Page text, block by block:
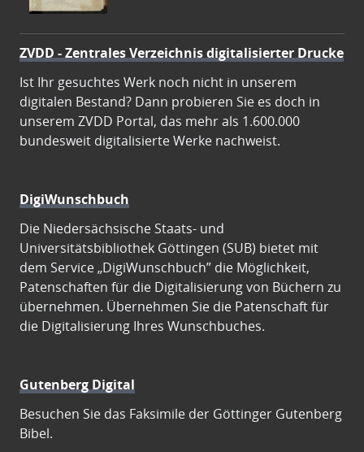
ZVDD - Zentrales Verzeichnis digitalisierter Drucke
Ist Ihr gesuchtes Werk noch nicht in unserem
digitalen Bestand? Dann probieren Sie es doch in
unserem ZVDD Portal, das mehr als 1.600.000
bundesweit digitalisierte Werke nachweist.
DigiWunschbuch
Die Niedersächsische Staats- und
Universitätsbibliothek Göttingen (SUB) bietet mit
dem Service „DigiWunschbuch” die Möglichkeit,
Patenschaften für die Digitalisierung von Büchern zu
übernehmen. Übernehmen Sie die Patenschaft für
die Digitalisierung Ihres Wunschbuches.
Gutenberg Digital
Besuchen Sie das Faksimile der Göttinger Gutenberg
Bibel.